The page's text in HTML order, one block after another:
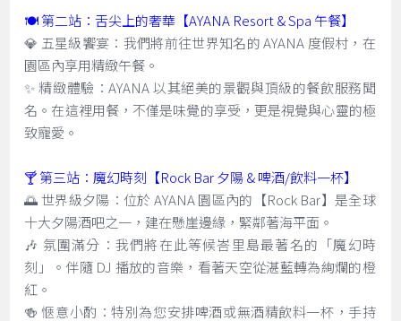
🍽️ 第二站：舌尖上的奢華【AYANA Resort & Spa 午餐】
💎 五星級饗宴：我們將前往世界知名的 AYANA 度假村，在
園區內享用精緻午餐。
✨ 精緻體驗：AYANA 以其絕美的景觀與頂級的餐飲服務聞
名。在這裡用餐，不僅是味覺的享受，更是視覺與心靈的極
致寵愛。
🍸 第三站：魔幻時刻【Rock Bar 夕陽 & 啤酒/飲料一杯】
🌅 世界級夕陽：位於 AYANA 園區內的【Rock Bar】是全球
十大夕陽酒吧之一，建在懸崖邊緣，緊鄰著海平面。
🎶 氛圍滿分：我們將在此等候峇里島最著名的「魔幻時
刻」。伴隨 DJ 播放的音樂，看著天空從湛藍轉為絢爛的橙
紅。
🍻 愜意小酌：特別為您安排啤酒或無酒精飲料一杯，手持